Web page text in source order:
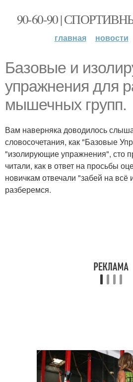
90-60-90 |
главная новости
Базовые и
упражнения для
мышечных групп.
Вам наверняка доводилось
словосочетания, как "Базовые
"изолирующие упражнения", сто
читали, как в ответ на просьбы
новичкам отвечали "забей на всё
разберемся.